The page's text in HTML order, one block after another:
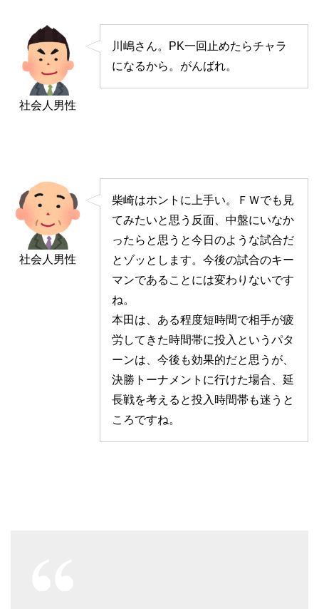
社会人男性
川嶋さん。PK一回止めたらチャラ
になるから。がんばれ。
社会人男性
柴崎はホントに上手い。ＦＷでも見
てみたいと思う反面、中盤にいなか
ったらと思うと今日のような試合だ
とゾッとします。今後の試合のキー
マンであることには変わりないです
ね。
本田は、ある程度短時間で相手が疲
労してきた時間帯に投入というパタ
ーンは、今後も効果的だと思うが、
決勝トーナメントに行けた場合、延
長戦を考えると投入時間帯も迷うと
ころですね。